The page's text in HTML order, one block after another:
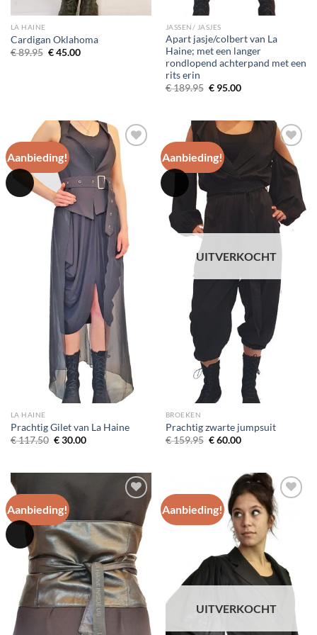
LA HAINE
Cardigan Oklahoma
€89.95 Oorspronkelijke
€45.00Huidige
JASSEN/ JASJES
Apart jasje/colbert van La
Haine; met een langer
rondlopend achterpand met een
rits erin
€189.95 Oorspronkelijke
€95.00Huidige
Aanbieding!
Toevoegen
aan
wenslijst
LA HAINE
Prachtig Gilet van La Haine
€117.50 Oorspronkelijke
€30.00Huidige
Aanbieding!
Toevoegen
aan
wenslijst
UITVERKOCHT
BROEKEN
Prachtig zwarte jumpsuit
€159.95 Oorspronkelijke
€60.00Huidige
Aanbieding!
aan
wenslijst
Aanbieding!
Toevoegen
aan
wenslijst
UITVERKOCHT